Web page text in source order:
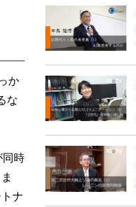
か
な
同時
ナ